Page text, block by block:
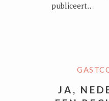
publiceert…
JA,